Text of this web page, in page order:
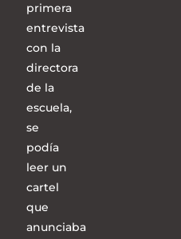
primera
entrevista
con la
directora
de la
escuela,
se
podía
leer un
cartel
que
anunciaba